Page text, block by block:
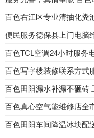
便民服务德保县上门电脑
百色TCL空调24小时服务
百色田阳漏水补漏不砸砖
百色真心空气能维修店全
百色田阳车间降温冰块配